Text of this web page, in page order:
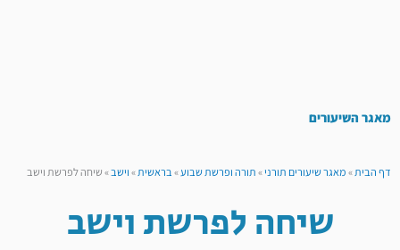
מאגר השיעורים
דף הבית»מאגר שיעורים תורני»תורה ופרשת שבוע»בראשית»וישב»שיחה לפרשת וישב
שיחה לפרשת וישב